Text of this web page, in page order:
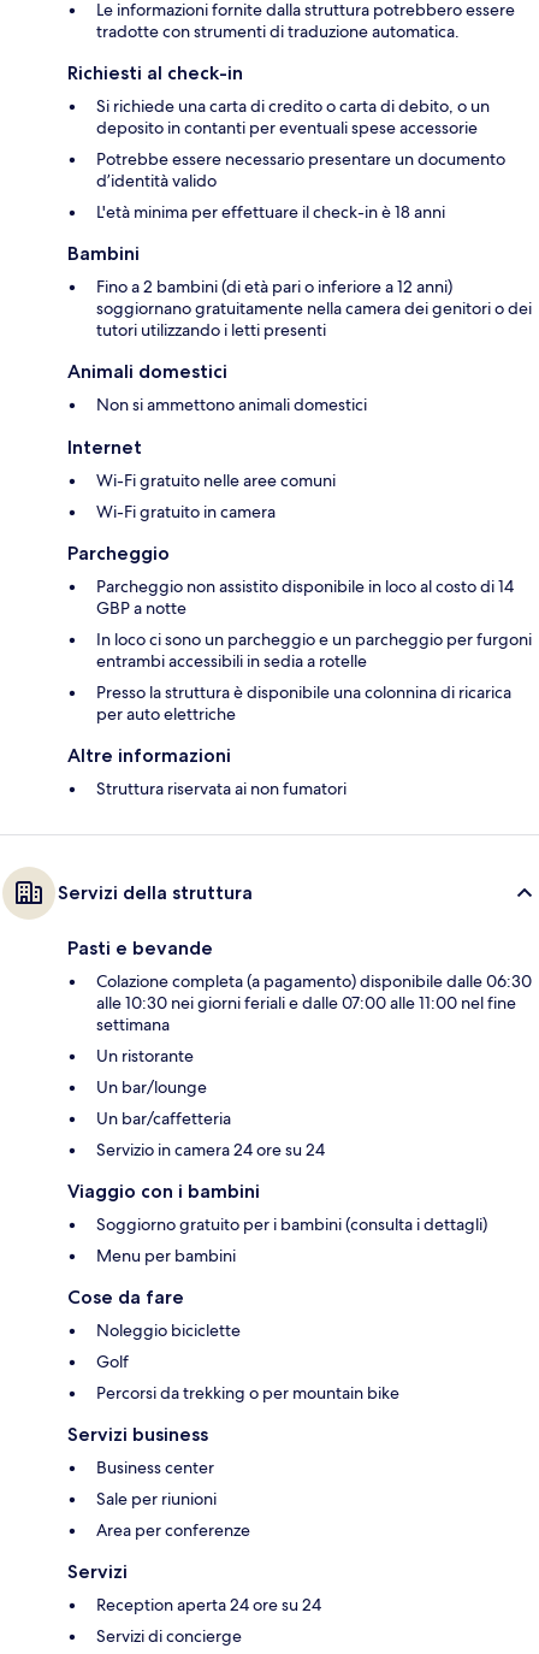
Le informazioni fornite dalla struttura potrebbero essere
tradotte con strumenti di traduzione automatica.
Richiesti al check-in
Si richiede una carta di credito o carta di debito, o un
deposito in contanti per eventuali spese accessorie
Potrebbe essere necessario presentare un documento
d’identità valido
L'età minima per effettuare il check-in è 18 anni
Bambini
Fino a 2 bambini (di età pari o inferiore a 12 anni)
soggiornano gratuitamente nella camera dei genitori o dei
tutori utilizzando i letti presenti
Animali domestici
Non si ammettono animali domestici
Internet
Wi-Fi gratuito nelle aree comuni
Wi-Fi gratuito in camera
Parcheggio
Parcheggio non assistito disponibile in loco al costo di 14
GBP a notte
In loco ci sono un parcheggio e un parcheggio per furgoni
entrambi accessibili in sedia a rotelle
Presso la struttura è disponibile una colonnina di ricarica
per auto elettriche
Altre informazioni
Struttura riservata ai non fumatori
Servizi della struttura
Pasti e bevande
Colazione completa (a pagamento) disponibile dalle 06:30
alle 10:30 nei giorni feriali e dalle 07:00 alle 11:00 nel fine
settimana
Un ristorante
Un bar/lounge
Un bar/caffetteria
Servizio in camera 24 ore su 24
Viaggio con i bambini
Soggiorno gratuito per i bambini (consulta i dettagli)
Menu per bambini
Cose da fare
Noleggio biciclette
Golf
Percorsi da trekking o per mountain bike
Servizi business
Business center
Sale per riunioni
Area per conferenze
Servizi
Reception aperta 24 ore su 24
Servizi di concierge